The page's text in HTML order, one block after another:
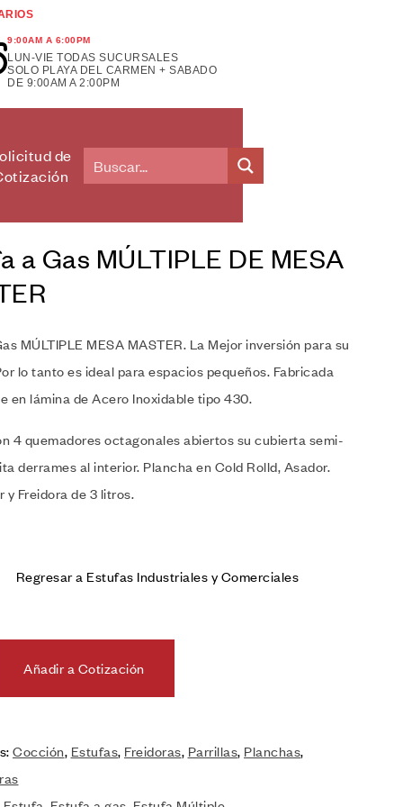
9:00AM A 6:00PM
LUN-VIE TODAS SUCURSALES
SOLO PLAYA DEL CARMEN + SABADO
DE 9:00AM A 2:00PM
de
a Gas MÚLTIPLE DE MESA
MÚLTIPLE MESA MASTER. La Mejor inversión para su
lo tanto es ideal para espacios pequeños. Fabricada
en lámina de Acero Inoxidable tipo 430.
4 quemadores octagonales abiertos su cubierta semi-
derrames al interior. Plancha en Cold Rolld, Asador.
y Freidora de 3 litros.
Regresar a Estufas Industriales y Comerciales
Añadir a Cotización
Cocción, Estufas, Freidoras, Parrillas, Planchas,